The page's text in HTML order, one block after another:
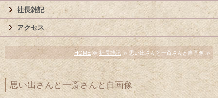
社長雑記
アクセス
HOME ≫ 社長雑記 ≫ 思い出さんと一斎さんと自画像 ≫
思い出さんと一斎さんと自画像